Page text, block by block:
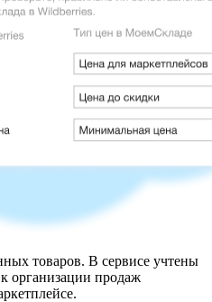
товаров. В сервисе учтены
организации продаж